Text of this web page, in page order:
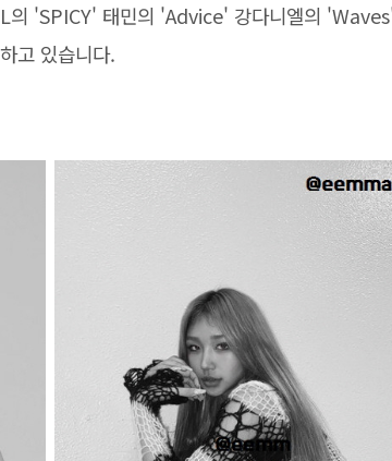
의 'SPICY' 태민의 'Advice' 강다니엘의
고 있습니다.